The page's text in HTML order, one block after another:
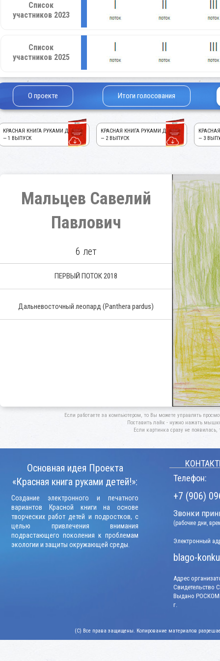
Список
участников 2023
Список
участников 2025
О проекте Итоги голосования
КРАСНАЯ КНИГА РУКАМИ ДЕТЕЙ!
— 1 ВЫПУСК
КРАСНАЯ КНИГА РУКАМИ ДЕТЕЙ!
— 2 ВЫПУСК
— 3
Мальцев Савелий
Павлович
6 лет
ПЕРВЫЙ ПОТОК 2018
Дальневосточный леопард (Panthera pardus)
Если работаете за компьютером, то Вы можете управлять
Поставить лайк - нужно нажать
Если картинка сразу не появилась,
Основная идея Проекта
«Красная книга руками детей!»:
Создание электронного и печатного
вариантов Красной книги на основе
творческих работ детей и подростков, с
целью привлечения внимания
подрастающего поколения к проблемам
экологии и защиты окружающей среды.
Телефон:
+7 (906)
Звонки
(рабочие дни,
Электронный
blago-
Адрес
Свидетельство
Выдано
г.
(C) Все права защищены. Копирование материалов